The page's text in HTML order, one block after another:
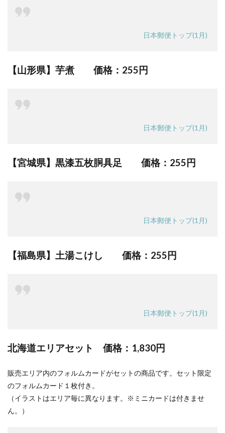
日本郵便トップ(1月)
【山形県】芋煮 価格： 255円
日本郵便トップ(1月)
【宮城県】黒漆五枚胴具足 価格： 255円
日本郵便トップ(1月)
【福島県】土湯こけし 価格： 255円
日本郵便トップ(1月)
北海道エリアセット 価格： 1,830円
販売エリア内のフォルムカードがセットの商品です。セット限定
のフォルムカード１枚付き。
（イラストはエリア毎に異なります。※ミニカードは付きませ
ん。）